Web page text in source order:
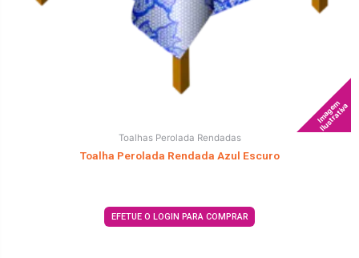
Imagem
Ilustrativa
Toalhas Perolada Rendadas
Toalha Perolada Rendada Azul Escuro
EFETUE O LOGIN PARA COMPRAR